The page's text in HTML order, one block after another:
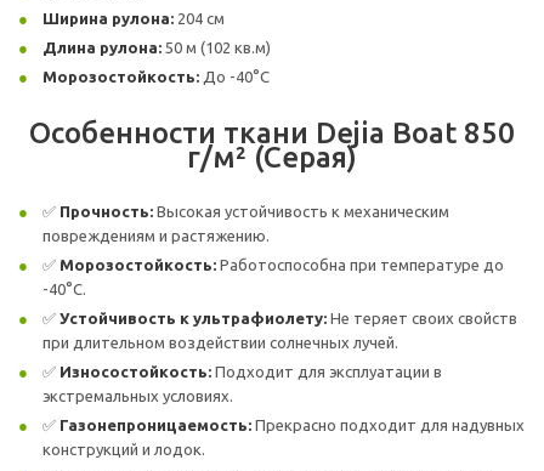
Ширина рулона: 204 см
Длина рулона: 50 м (102 кв.м)
Морозостойкость: До -40°C
Особенности ткани Dejia Boat 850
г/м² (Серая)
✅ Прочность: Высокая устойчивость к механическим
повреждениям и растяжению.
✅ Морозостойкость: Работоспособна при температуре до
-40°C.
✅ Устойчивость к ультрафиолету: Не теряет своих свойств
при длительном воздействии солнечных лучей.
✅ Износостойкость: Подходит для эксплуатации в
экстремальных условиях.
✅ Газонепроницаемость: Прекрасно подходит для надувных
конструкций и лодок.